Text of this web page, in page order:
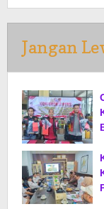
Jangan